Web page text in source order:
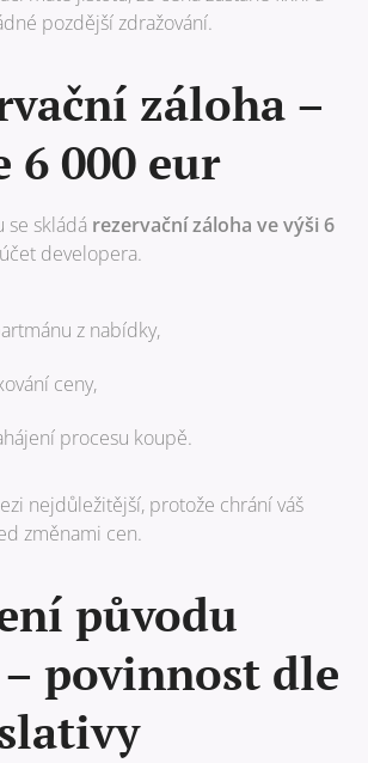
pozdější zdražování.
záloha –
6 000 eur
se skládá rezervační záloha ve výši 6
developera.
z nabídky,
ceny,
procesu koupě.
nejdůležitější, protože chrání váš
změnami cen.
původu
povinnost dle